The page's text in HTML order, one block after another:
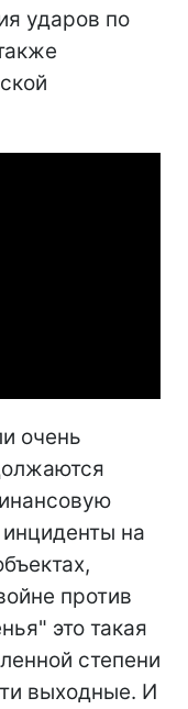
ударов по
очень
на
против
это такая
степени
выходные. И